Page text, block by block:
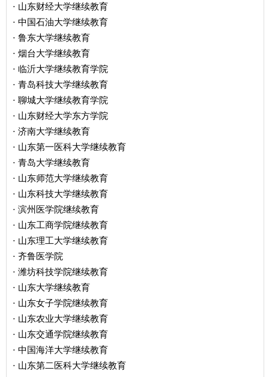
· 山东财经大学继续教育
· 中国石油大学继续教育
· 鲁东大学继续教育
· 烟台大学继续教育
· 临沂大学继续教育学院
· 青岛科技大学继续教育
· 聊城大学继续教育学院
· 山东财经大学东方学院
· 济南大学继续教育
· 山东第一医科大学继续教育
· 青岛大学继续教育
· 山东师范大学继续教育
· 山东科技大学继续教育
· 滨州医学院继续教育
· 山东工商学院继续教育
· 山东理工大学继续教育
· 齐鲁医学院
· 潍坊科技学院继续教育
· 山东大学继续教育
· 山东女子学院继续教育
· 山东农业大学继续教育
· 山东交通学院继续教育
· 中国海洋大学继续教育
· 山东第二医科大学继续教育